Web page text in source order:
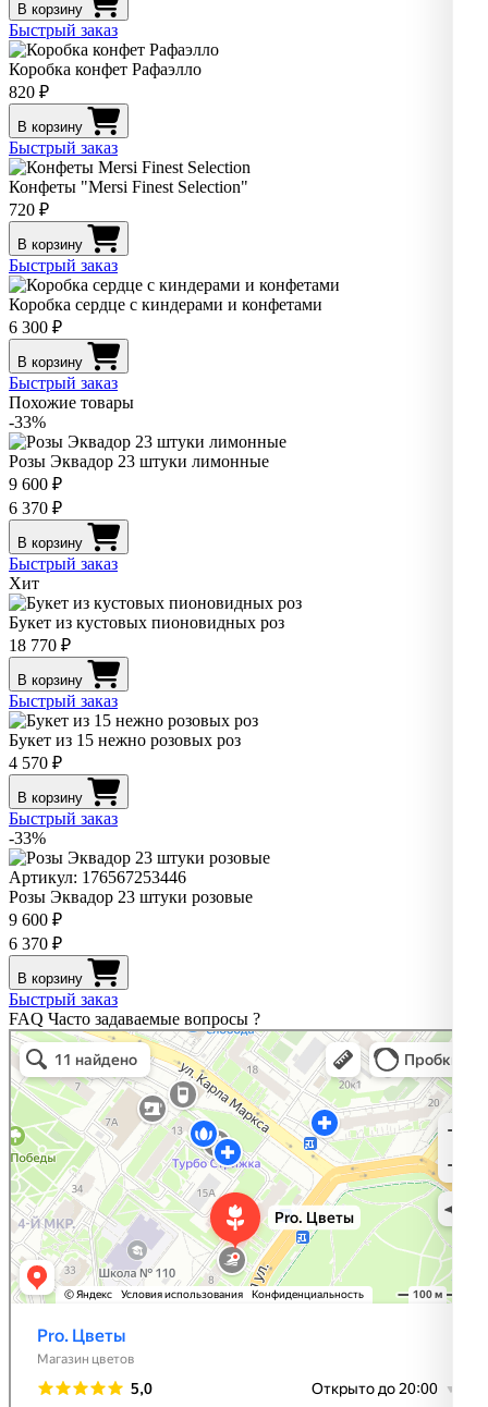
В корзину
Быстрый заказ
Коробка конфет Рафаэлло
820 ₽
В корзину
Быстрый заказ
Конфеты "Mersi Finest Selection"
720 ₽
В корзину
Быстрый заказ
Коробка сердце с киндерами и конфетами
6 300 ₽
В корзину
Быстрый заказ
Похожие товары
-33%
Розы Эквадор 23 штуки лимонные
9 600 ₽
6 370 ₽
В корзину
Быстрый заказ
Хит
Букет из кустовых пионовидных роз
18 770 ₽
В корзину
Быстрый заказ
Букет из 15 нежно розовых роз
4 570 ₽
В корзину
Быстрый заказ
-33%
Артикул: 176567253446
Розы Эквадор 23 штуки розовые
9 600 ₽
6 370 ₽
В корзину
Быстрый заказ
FAQ Часто задаваемые вопросы ?
Pro. Цветы
Магазин цветов в Нижнем Новгороде
Доставка цветов и букетов в Нижнем Новгороде